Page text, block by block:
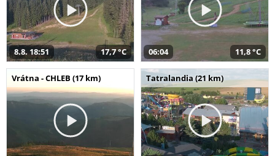
8.8. 18:51 17,7 °C 06:04 11,8 °C
Vrátna - CHLEB (17 km) Tatralandia (21 km)